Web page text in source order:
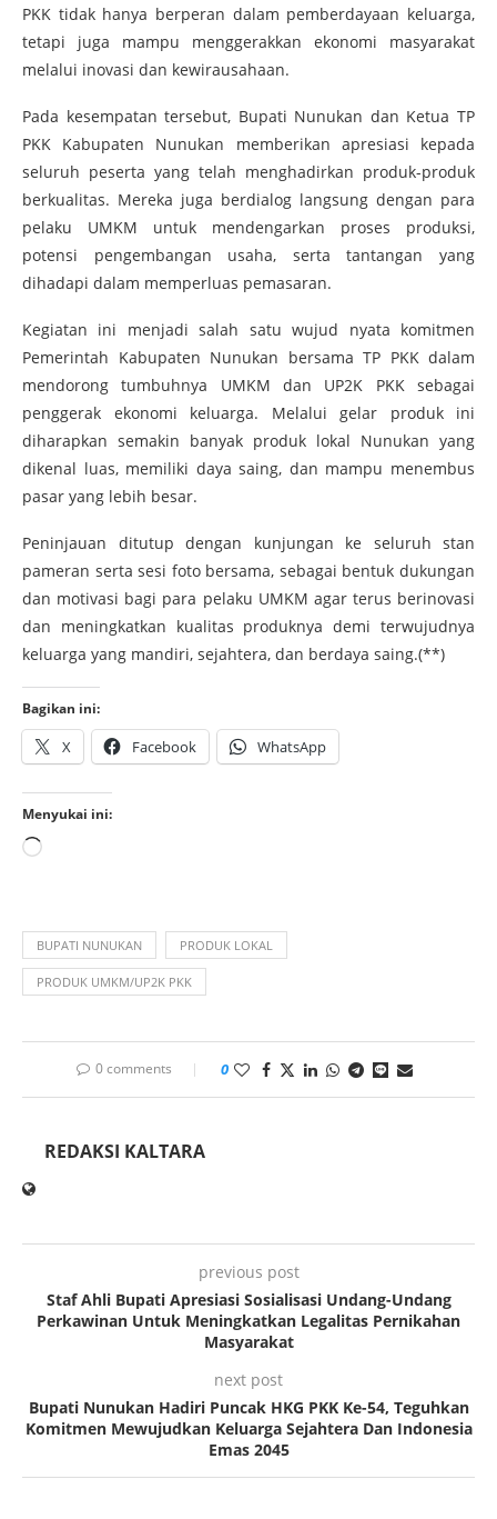
PKK tidak hanya berperan dalam pemberdayaan keluarga,
tetapi juga mampu menggerakkan ekonomi masyarakat
melalui inovasi dan kewirausahaan.
Pada kesempatan tersebut, Bupati Nunukan dan Ketua TP
PKK Kabupaten Nunukan memberikan apresiasi kepada
seluruh peserta yang telah menghadirkan produk-produk
berkualitas. Mereka juga berdialog langsung dengan para
pelaku UMKM untuk mendengarkan proses produksi,
potensi pengembangan usaha, serta tantangan yang
dihadapi dalam memperluas pemasaran.
Kegiatan ini menjadi salah satu wujud nyata komitmen
Pemerintah Kabupaten Nunukan bersama TP PKK dalam
mendorong tumbuhnya UMKM dan UP2K PKK sebagai
penggerak ekonomi keluarga. Melalui gelar produk ini
diharapkan semakin banyak produk lokal Nunukan yang
dikenal luas, memiliki daya saing, dan mampu menembus
pasar yang lebih besar.
Peninjauan ditutup dengan kunjungan ke seluruh stan
pameran serta sesi foto bersama, sebagai bentuk dukungan
dan motivasi bagi para pelaku UMKM agar terus berinovasi
dan meningkatkan kualitas produknya demi terwujudnya
keluarga yang mandiri, sejahtera, dan berdaya saing.(**)
Bagikan ini:
X Facebook WhatsApp
Menyukai ini:
BUPATI NUNUKAN PRODUK LOKAL
PRODUK UMKM/UP2K PKK
0 comments 0
REDAKSI KALTARA
previous post
Staf Ahli Bupati Apresiasi Sosialisasi Undang-Undang
Perkawinan Untuk Meningkatkan Legalitas Pernikahan
Masyarakat
next post
Bupati Nunukan Hadiri Puncak HKG PKK Ke-54, Teguhkan
Komitmen Mewujudkan Keluarga Sejahtera Dan Indonesia
Emas 2045